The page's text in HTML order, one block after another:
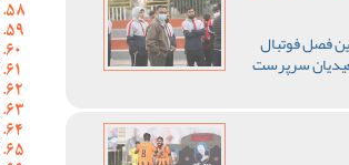
فصل فوتبال
سرپرست